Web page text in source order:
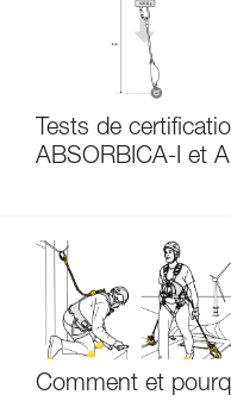
Tests de
ABSORBICA-I et
Comment et